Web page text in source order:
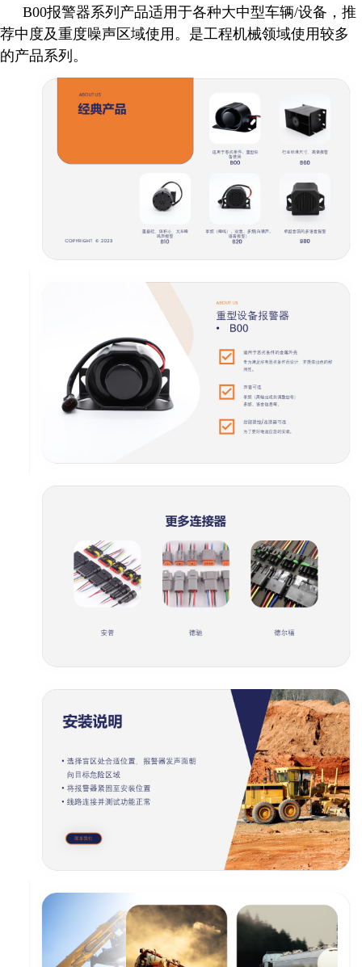
B00报警器系列产品适用于各种大中型车辆/设备，推
荐中度及重度噪声区域使用。是工程机械领域使用较多
的产品系列。